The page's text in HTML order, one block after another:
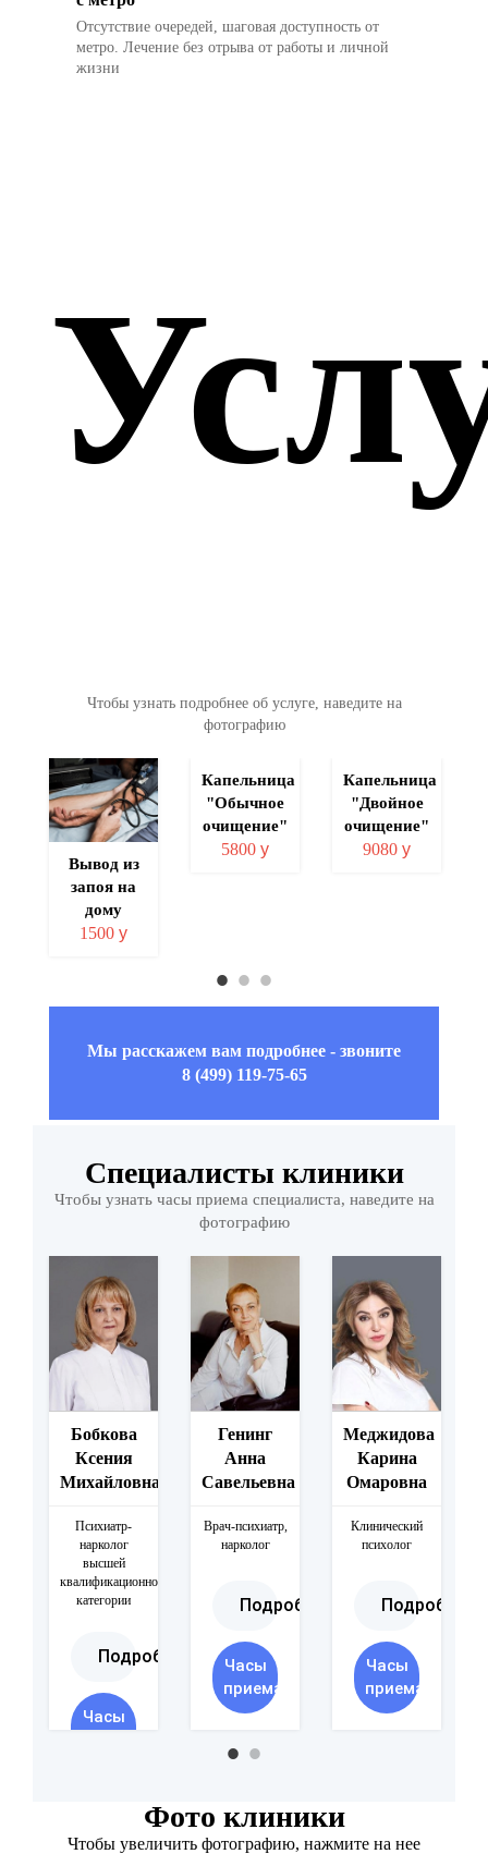
Отсутствие очередей, шаговая доступность от
метро. Лечение без отрыва от работы и личной
жизни
Чтобы узнать подробнее об услуге, наведите на
фотографию
Вывод из
запоя на
дому
1500 у
Капельница
"Обычное
очищение"
5800 у
Капельница
"Двойное
очищение"
9080 у
Мы расскажем вам подробнее - звоните
8 (499) 119-75-65
Специалисты клиники
Чтобы узнать часы приема специалиста, наведите на
фотографию
Бобкова
Ксения
Михайловна
Психиатр-
нарколог
высшей
квалификационной
категории
Подробнее
Часы
Генинг
Анна
Савельевна
Врач-психиатр,
нарколог
Подробнее
Часы
приема
Меджидова
Карина
Омаровна
Клинический
психолог
Подробнее
Часы
приема
Фото клиники
Чтобы увеличить фотографию, нажмите на нее